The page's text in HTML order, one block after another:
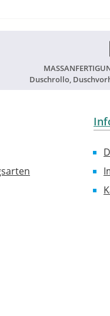
Duschrollo,